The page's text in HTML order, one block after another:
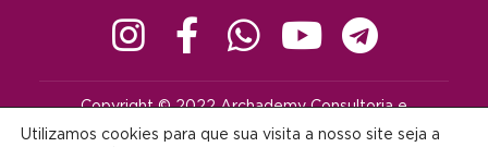
Copyright © 2022 Archademy Consultoria e
reservados |contato@archademy.com.br |
Utilizamos cookies para que sua visita a nosso site seja a